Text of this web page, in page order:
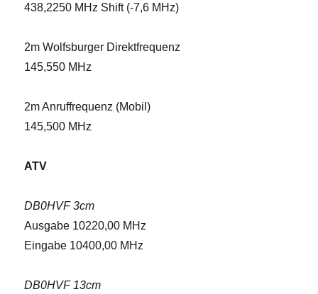
438,2250 MHz Shift (-7,6 MHz)
2m Wolfsburger Direktfrequenz
145,550 MHz
2m Anruffrequenz (Mobil)
145,500 MHz
ATV
DB0HVF 3cm
Ausgabe 10220,00 MHz
Eingabe 10400,00 MHz
DB0HVF 13cm